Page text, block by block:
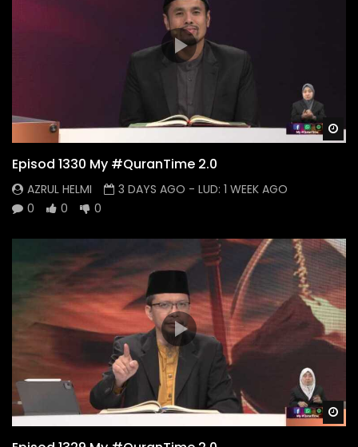
Episod 1330 My #QuranTime 2.0
AZRUL HELMI 3 DAYS AGO - LUD: 1 WEEK AGO
0
0 0